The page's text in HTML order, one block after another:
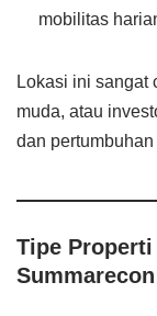
mobilitas
Lokasi ini sangat
muda, atau
dan
Tipe
Summarecon